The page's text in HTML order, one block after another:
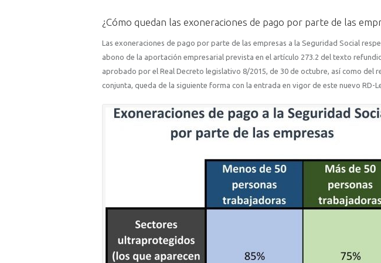
¿Cómo quedan las exoneraciones de pago por parte de las
Las exoneraciones de pago por parte de las empresas a la Seguridad Social
abono de la aportación empresarial prevista en el artículo 273.2 del texto
aprobado por el Real Decreto legislativo 8/2015, de 30 de octubre, así como del
conjunta, queda de la siguiente forma con la entrada en vigor de este nuevo RD-